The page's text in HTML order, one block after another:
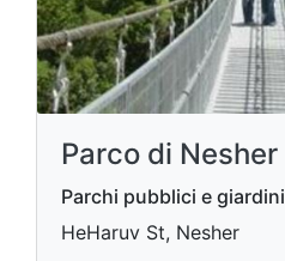
Parco di Nesher
Parchi pubblici e giardini
HeHaruv St, Nesher